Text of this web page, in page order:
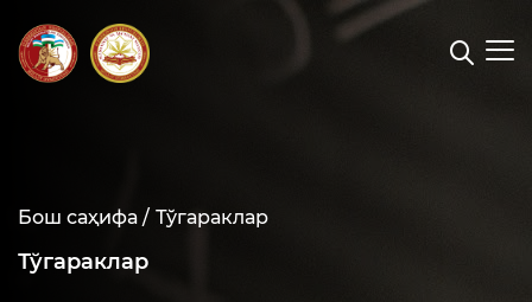
Бош саҳифа / Тўгараклар
Тўгараклар